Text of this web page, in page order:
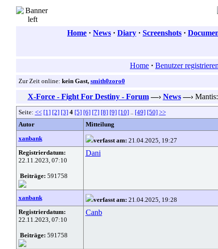
Home · News · Diary · Screenshots ·
Home · Benutzer
Zur Zeit online: kein Gast, smith0zoro0
X-Force - Fight For Destiny - Forum —› News —›
Seite: << [1] [2] [3] 4 [5] [6] [7] [8] [9] [10].. [49] [50] >>
Autor
Mitteilung
xanbank
verfasst am: 21.04.2025, 19:27
Registrierdatum:
22.11.2023, 07:10
Beiträge: 591758
Dani
xanbank verfasst am: 21.04.2025, 19:28
Registrierdatum:
22.11.2023, 07:10
Beiträge: 591758
Canb